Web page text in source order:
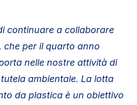
continuare a collaborare
che per il quarto anno
nelle nostre attività di
ambientale. La lotta
da plastica è un obiettivo